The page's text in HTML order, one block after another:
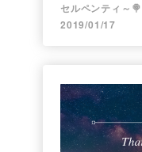
セルペンティ～🍭
2019/01/17